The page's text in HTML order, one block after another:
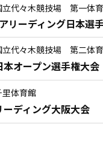
立代々木競技場 第一体
リーディング日本選
立代々木競技場 第二体
オープン選手権大会
里体育館
ディング大阪大会